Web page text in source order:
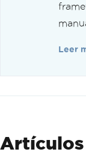
Leer
Artículos